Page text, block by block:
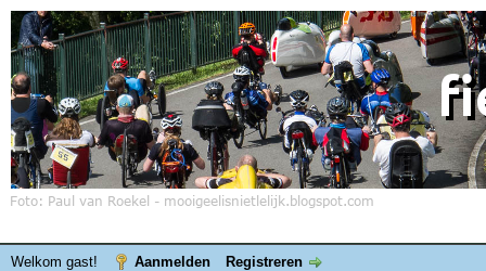
Welkom gast! Aanmelden Registreren